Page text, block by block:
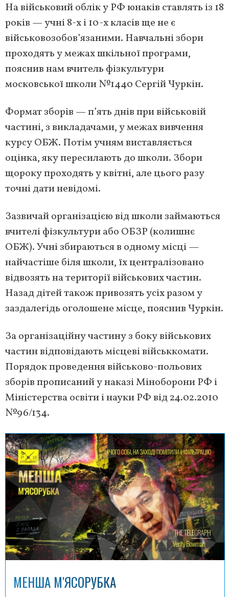
На військовий облік у РФ юнаків ставлять із 18
років — учні 8-х і 10-х класів ще не є
військовозобов’язаними. Навчальні збори
проходять у межах шкільної програми,
пояснив нам вчитель фізкультури
московської школи №1440 Сергій Чуркін.
Формат зборів — п’ять днів при військовій
частині, з викладачами, у межах вивчення
курсу ОБЖ. Потім учням виставляється
оцінка, яку пересилають до школи. Збори
щороку проходять у квітні, але цього разу
точні дати невідомі.
Зазвичай організацією від школи займаються
вчителі фізкультури або ОБЗР (колишнє
ОБЖ). Учні збираються в одному місці —
найчастіше біля школи, їх централізовано
відвозять на території військових частин.
Назад дітей також привозять усіх разом у
заздалегідь оголошене місце, пояснив Чуркін.
За організаційну частину з боку військових
частин відповідають місцеві військкомати.
Порядок проведення військово-польових
зборів прописаний у наказі Міноборони РФ і
Міністерства освіти і науки РФ від 24.02.2010
№96/134.
МЕНША М'ЯСОРУБКА